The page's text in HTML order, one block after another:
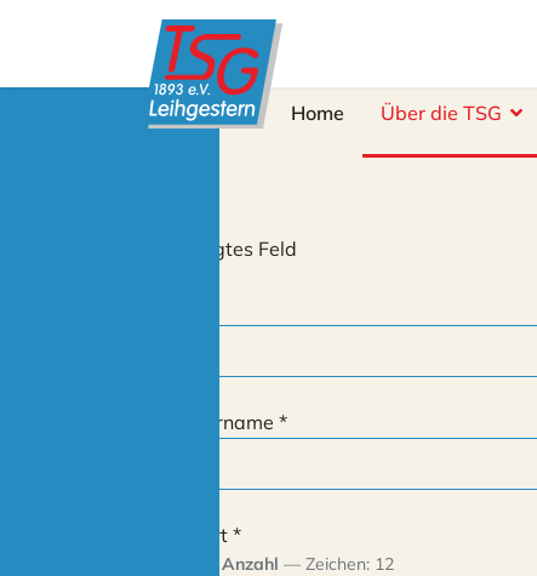
Home Über die TSG
Benötigtes Feld
Benutzername *
Passwort *
Minimale Anzahl — Zeichen: 12